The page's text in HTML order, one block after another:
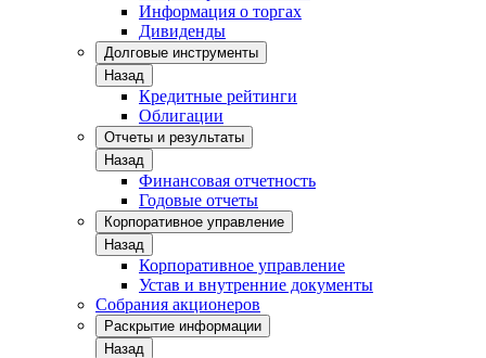
Информация о торгах
Дивиденды
Долговые инструменты
Назад
Кредитные рейтинги
Облигации
Отчеты и результаты
Назад
Финансовая отчетность
Годовые отчеты
Корпоративное управление
Назад
Корпоративное управление
Устав и внутренние документы
Собрания акционеров
Раскрытие информации
Назад